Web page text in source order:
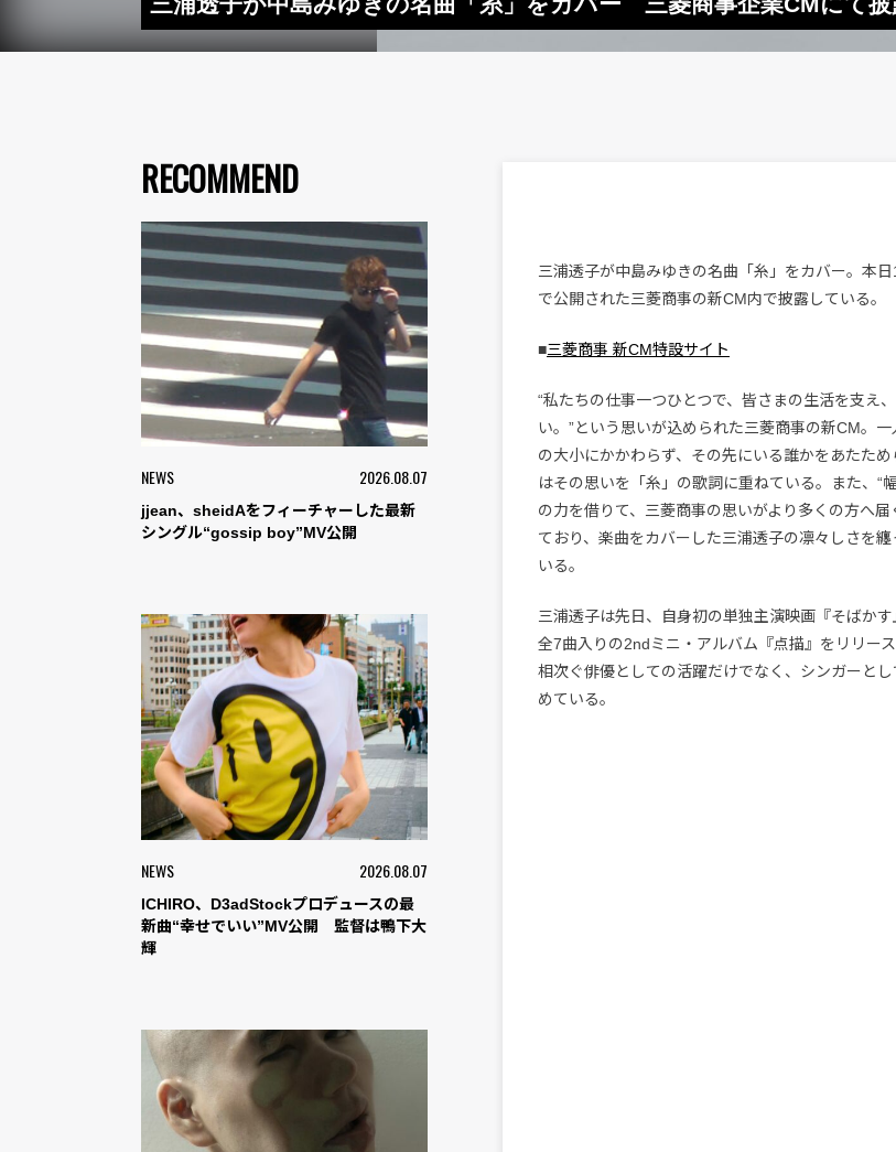
RECOMMEND
NEWS 2026.08.07
jjean、sheidAをフィーチャーした最新
シングル“gossip boy”MV公開
NEWS 2026.08.07
ICHIRO、D3adStockプロデュースの最
新曲“幸せでいい”MV公開 監督は鴨下大
輝
三浦透子が中島みゆきの名曲「糸」をカバー。本
で公開された三菱商事の新CM内で披露している。
■三菱商事 新CM特設サイト
“私たちの仕事一つひとつで、皆さまの生活を支え
い。”という思いが込められた三菱商事の新CM。
の大小にかかわらず、その先にいる誰かをあたた
はその思いを「糸」の歌詞に重ねている。また、“
の力を借りて、三菱商事の思いがより多くの方へ
ており、楽曲をカバーした三浦透子の凛々しさを
いる。
三浦透子は先日、自身初の単独主演映画『そばか
全7曲入りの2ndミニ・アルバム『点描』をリリー
相次ぐ俳優としての活躍だけでなく、シンガーと
めている。